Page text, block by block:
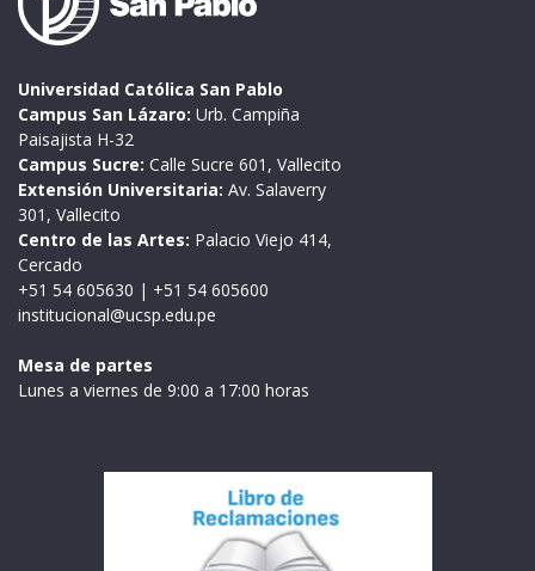
Universidad Católica San Pablo
Campus San Lázaro: Urb. Campiña
Paisajista H-32
Campus Sucre: Calle Sucre 601, Vallecito
Extensión Universitaria: Av. Salaverry
301, Vallecito
Centro de las Artes: Palacio Viejo 414,
Cercado
+51 54 605630 | +51 54 605600
institucional@ucsp.edu.pe
Mesa de partes
Lunes a viernes de 9:00 a 17:00 horas